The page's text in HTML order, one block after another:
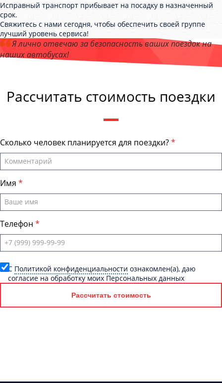
Исправный транспорт прибывает на посадку в назначенный
срок.
Свяжитесь с нами сегодня, чтобы обеспечить своей группе
лучший уровень сервиса!
Я лично отвечаю за безопасность ваших поездок на
наших автобусах!
Рассчитать стоимость поездки
Сколько человек планируется для поездки?
Имя
Телефон
C Политикой конфиденциальности ознакомлен(а), даю
согласие на обработку моих Персональных данных
Рассчитать стоимость